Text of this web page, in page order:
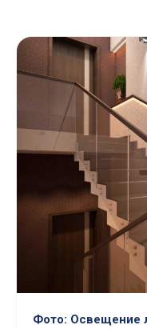
Фото: Освещение